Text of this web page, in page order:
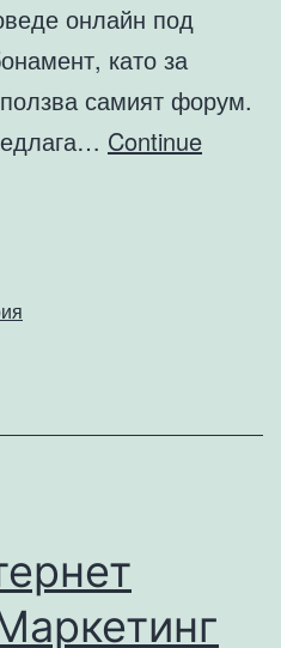
онлайн под
като за
самият форум.
Continue